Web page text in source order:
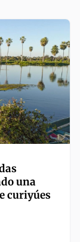
una
curiyúes